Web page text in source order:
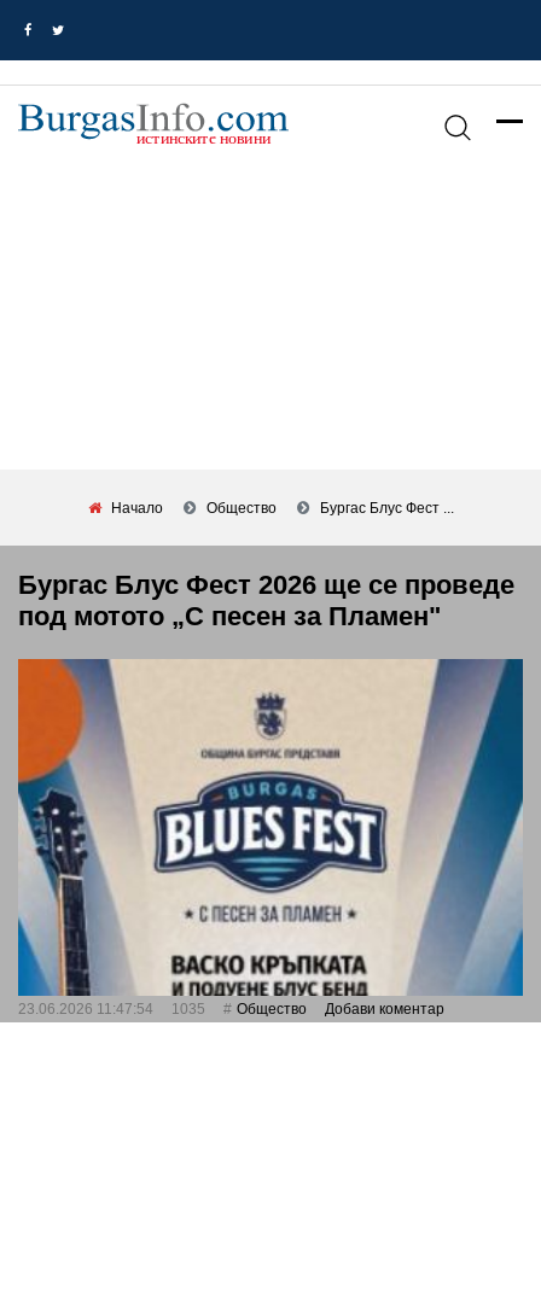
Начало Общество Бургас Блус Фест ...
Бургас Блус Фест 2026 ще се проведе
под мотото „С песен за Пламен"
23.06.2026 11:47:54 1035 Общество Добави коментар